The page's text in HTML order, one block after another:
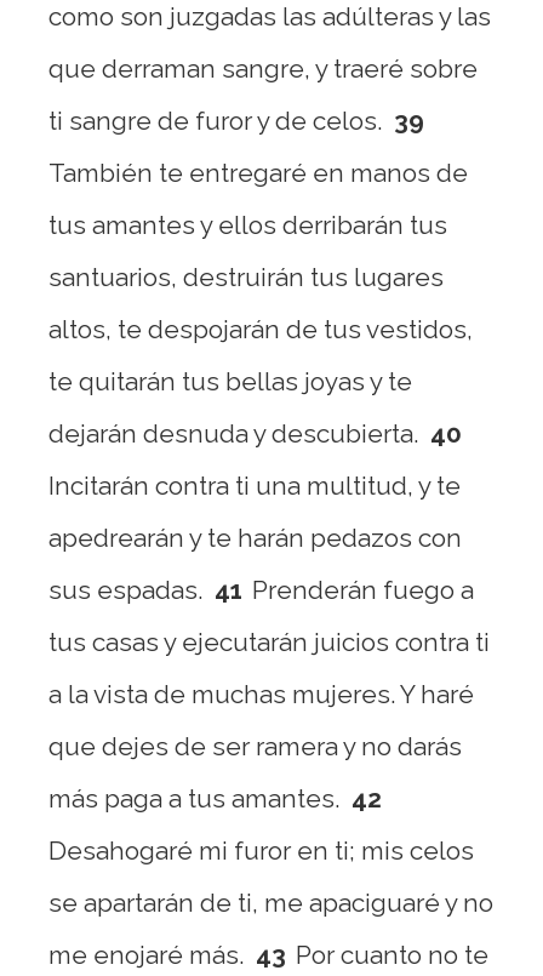
como son juzgadas las adúlteras y las
que derraman sangre, y traeré sobre
ti sangre de furor y de celos. 39
También te entregaré en manos de
tus amantes y ellos derribarán tus
santuarios, destruirán tus lugares
altos, te despojarán de tus vestidos,
te quitarán tus bellas joyas y te
dejarán desnuda y descubierta. 40
Incitarán contra ti una multitud, y te
apedrearán y te harán pedazos con
sus espadas. 41 Prenderán fuego a
tus casas y ejecutarán juicios contra ti
a la vista de muchas mujeres. Y haré
que dejes de ser ramera y no darás
más paga a tus amantes. 42
Desahogaré mi furor en ti; mis celos
se apartarán de ti, me apaciguaré y no
me enojaré más. 43 Por cuanto no te